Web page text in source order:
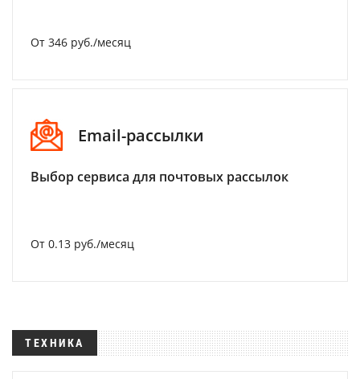
От 346 руб./месяц
Email-рассылки
Выбор сервиса для почтовых рассылок
От 0.13 руб./месяц
ТЕХНИКА